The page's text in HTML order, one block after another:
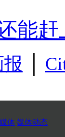
能
体 媒体动态